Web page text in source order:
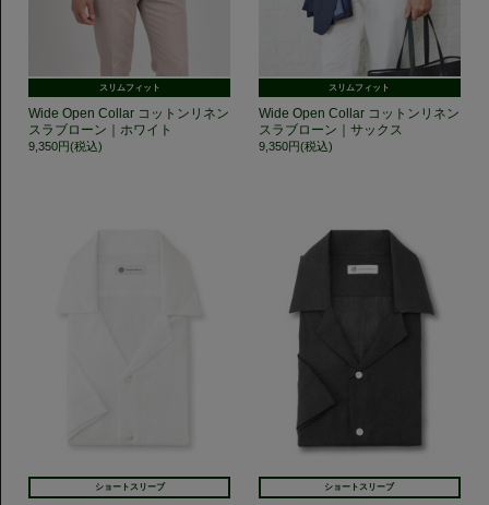
スリムフィット
Wide Open Collar コットンリネン
スラブローン｜ホワイト
9,350円(税込)
スリムフィット
Wide Open Collar コットンリネン
スラブローン｜サックス
9,350円(税込)
ショートスリーブ ショートスリーブ